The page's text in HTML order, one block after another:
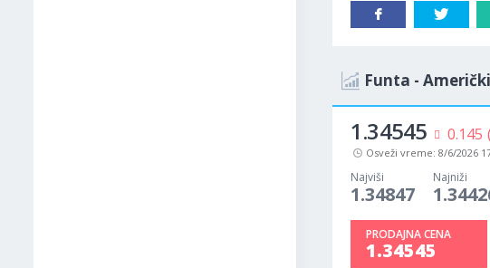
Funta -
1.34545 0.145
Osveži vreme: 8/6/2026
Najviši
1.34847
Najniži
PRODAJNA CENA
1.34545